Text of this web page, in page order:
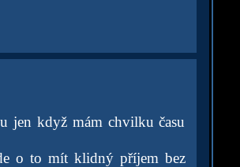
jen když mám chvilku času
o to mít klidný příjem bez